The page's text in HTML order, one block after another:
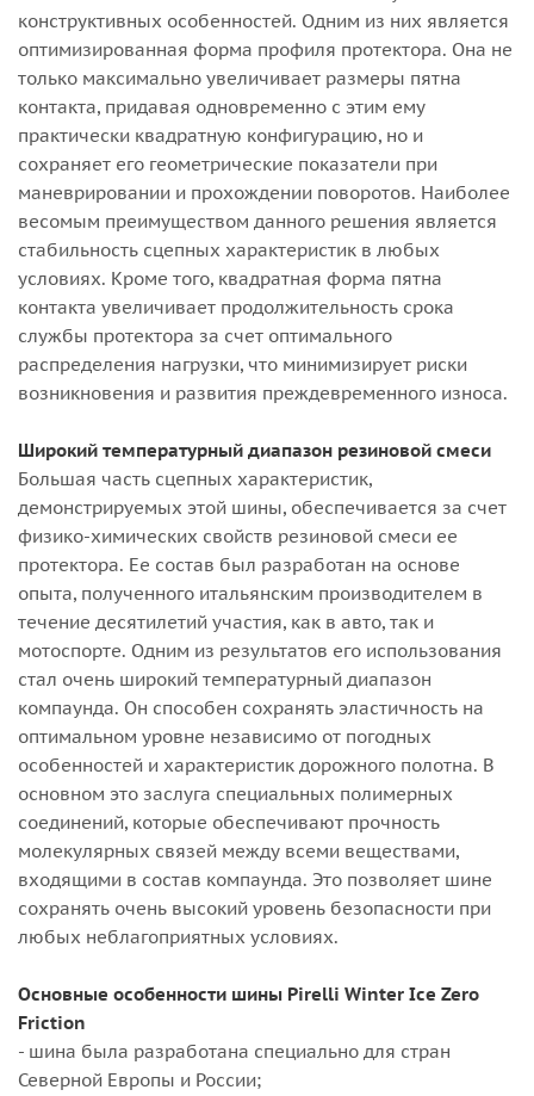
конструктивных особенностей. Одним из них является
оптимизированная форма профиля протектора. Она не
только максимально увеличивает размеры пятна
контакта, придавая одновременно с этим ему
практически квадратную конфигурацию, но и
сохраняет его геометрические показатели при
маневрировании и прохождении поворотов. Наиболее
весомым преимуществом данного решения является
стабильность сцепных характеристик в любых
условиях. Кроме того, квадратная форма пятна
контакта увеличивает продолжительность срока
службы протектора за счет оптимального
распределения нагрузки, что минимизирует риски
возникновения и развития преждевременного износа.
Широкий температурный диапазон резиновой смеси
Большая часть сцепных характеристик,
демонстрируемых этой шины, обеспечивается за счет
физико-химических свойств резиновой смеси ее
протектора. Ее состав был разработан на основе
опыта, полученного итальянским производителем в
течение десятилетий участия, как в авто, так и
мотоспорте. Одним из результатов его использования
стал очень широкий температурный диапазон
компаунда. Он способен сохранять эластичность на
оптимальном уровне независимо от погодных
особенностей и характеристик дорожного полотна. В
основном это заслуга специальных полимерных
соединений, которые обеспечивают прочность
молекулярных связей между всеми веществами,
входящими в состав компаунда. Это позволяет шине
сохранять очень высокий уровень безопасности при
любых неблагоприятных условиях.
Основные особенности шины Pirelli Winter Ice Zero
Friction
- шина была разработана специально для стран
Северной Европы и России;